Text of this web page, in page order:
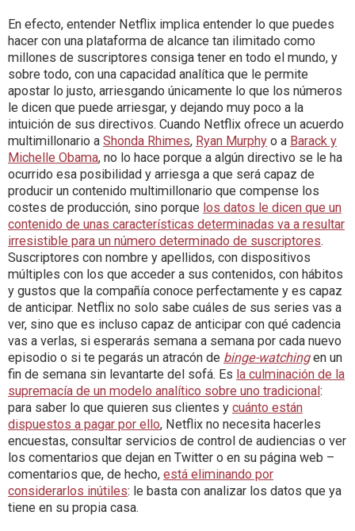
En efecto, entender Netflix implica entender lo que puedes
hacer con una plataforma de alcance tan ilimitado como
millones de suscriptores consiga tener en todo el mundo, y
sobre todo, con una capacidad analítica que le permite
apostar lo justo, arriesgando únicamente lo que los números
le dicen que puede arriesgar, y dejando muy poco a la
intuición de sus directivos. Cuando Netflix ofrece un acuerdo
multimillonario a Shonda Rhimes, Ryan Murphy o a Barack y
Michelle Obama, no lo hace porque a algún directivo se le ha
ocurrido esa posibilidad y arriesga a que será capaz de
producir un contenido multimillonario que compense los
costes de producción, sino porque los datos le dicen que un
contenido de unas características determinadas va a resultar
irresistible para un número determinado de suscriptores.
Suscriptores con nombre y apellidos, con dispositivos
múltiples con los que acceder a sus contenidos, con hábitos
y gustos que la compañía conoce perfectamente y es capaz
de anticipar. Netflix no solo sabe cuáles de sus series vas a
ver, sino que es incluso capaz de anticipar con qué cadencia
vas a verlas, si esperarás semana a semana por cada nuevo
episodio o si te pegarás un atracón de binge-watchingen un
fin de semana sin levantarte del sofá. Es la culminación de la
supremacía de un modelo analítico sobre uno tradicional:
para saber lo que quieren sus clientes y cuánto están
dispuestos a pagar por ello, Netflix no necesita hacerles
encuestas, consultar servicios de control de audiencias o ver
los comentarios que dejan en Twitter o en su página web –
comentarios que, de hecho, está eliminando por
considerarlos inútiles: le basta con analizar los datos que ya
tiene en su propia casa.